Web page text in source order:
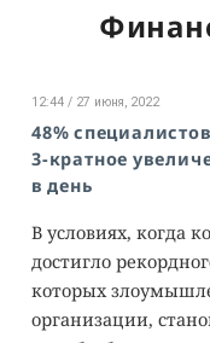
12:44 / 27 июня, 2022
48%
3-кратное
в день
В условиях, когда
достигло
которых
организации,